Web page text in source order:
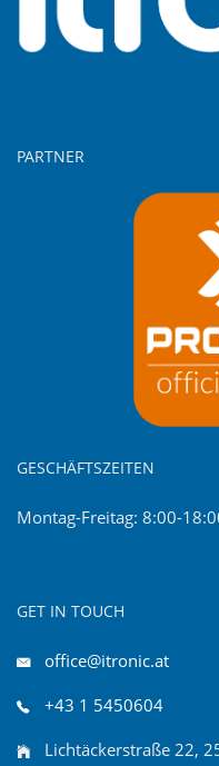
PARTNER
GESCHÄFTSZEITEN
Montag-Freitag: 8:00-
GET IN TOUCH
office@itronic.at
+43 1 5450604
Lichtäckerstraße 22,